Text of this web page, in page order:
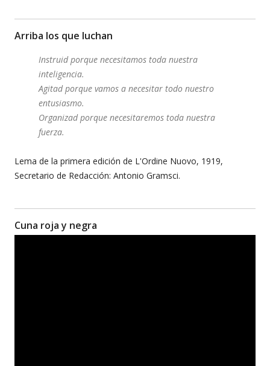
Arriba los que luchan
Instruid porque necesitamos toda nuestra
inteligencia.
Agitad porque vamos a necesitar todo nuestro
entusiasmo.
Organizad porque necesitaremos toda nuestra
fuerza.
Lema de la primera edición de L'Ordine Nuovo, 1919,
Secretario de Redacción: Antonio Gramsci.
Cuna roja y negra